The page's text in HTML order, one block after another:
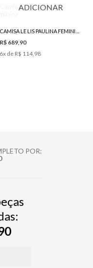
40 42
ADICIONAR
R$ 689,90
6x de R$ 114,98
POR: